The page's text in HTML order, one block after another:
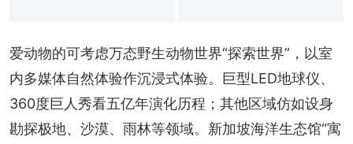
爱动物的可考虑万态野生动物世界“探索世界”，以室
内多媒体自然体验作沉浸式体验。巨型LED地球仪、
360度巨人秀看五亿年演化历程；其他区域仿如设身
勘探极地、沙漠、雨林等领域。新加坡海洋生态馆“寓